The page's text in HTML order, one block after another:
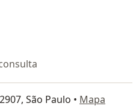
São Paulo • Mapa